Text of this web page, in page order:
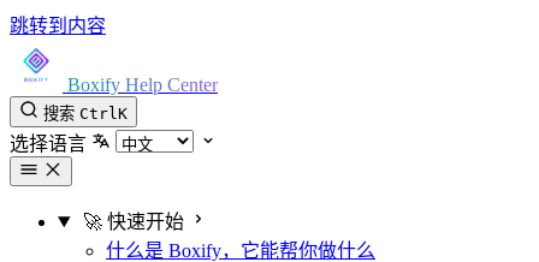
跳转到内容
Boxify Help Center
搜索 CtrlK
选择语言
🚀 快速开始
什么是 Boxify，它能帮你做什么